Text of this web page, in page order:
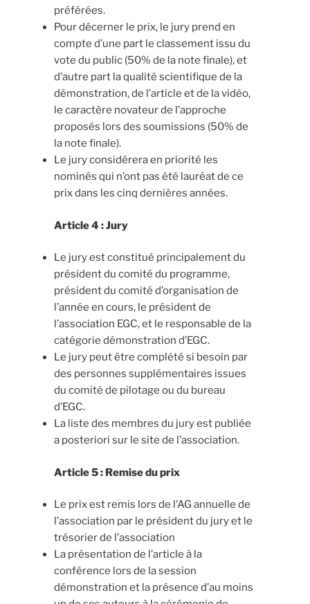
préférées.
Pour décerner le prix, le jury prend en
compte d’une part le classement issu du
vote du public (50% de la note finale), et
d’autre part la qualité scientifique de la
démonstration, de l’article et de la vidéo,
le caractère novateur de l’approche
proposés lors des soumissions (50% de
la note finale).
Le jury considérera en priorité les
nominés qui n’ont pas été lauréat de ce
prix dans les cinq dernières années.
Article 4 : Jury
Le jury est constitué principalement du
président du comité du programme,
président du comité d’organisation de
l’année en cours, le président de
l’association EGC, et le responsable de la
catégorie démonstration d’EGC.
Le jury peut être complété si besoin par
des personnes supplémentaires issues
du comité de pilotage ou du bureau
d’EGC.
La liste des membres du jury est publiée
a posteriori sur le site de l’association.
Article 5 : Remise du prix
Le prix est remis lors de l’AG annuelle de
l’association par le président du jury et le
trésorier de l’association
La présentation de l’article à la
conférence lors de la session
démonstration et la présence d’au moins